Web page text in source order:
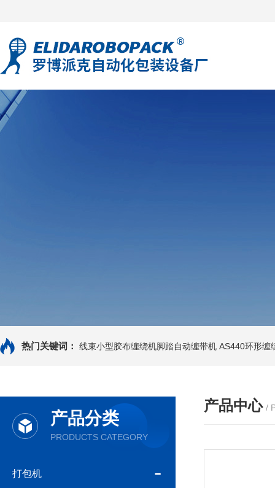
热门关键词： 线束小型胶布缠绕机脚踏自动缠带机 AS440环形缠
产品分类
PRODUCTS CATEGORY
打包机
产品中心 /